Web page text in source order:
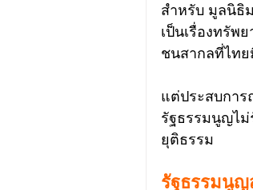
สำหรับ มูลนิธิ
เป็นเรื่องทรั
ชนสากลที่ไท
แต่ประสบกา
รัฐธรรมนูญไม่
ยุติธรรม
รัฐธรรมนูญ